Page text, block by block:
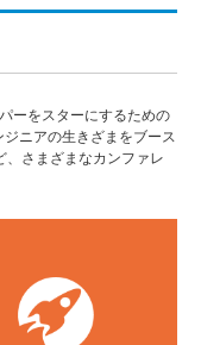
ーをスターにするための
ニアの生きざまをブース
、さまざまなカンファレ